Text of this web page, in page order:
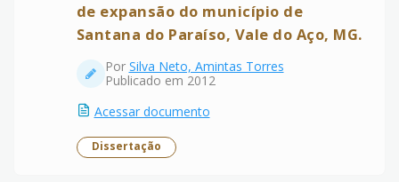
de expansão do município de
Santana do Paraíso, Vale do Aço, MG.
Por Silva Neto, Amintas Torres
Publicado em 2012
Acessar documento
Dissertação